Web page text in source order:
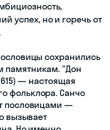
успех, но и горечь от
сохранились
памятникам. "Дон
— настоящая
фольклора. Санчо
пословицами —
вызывает